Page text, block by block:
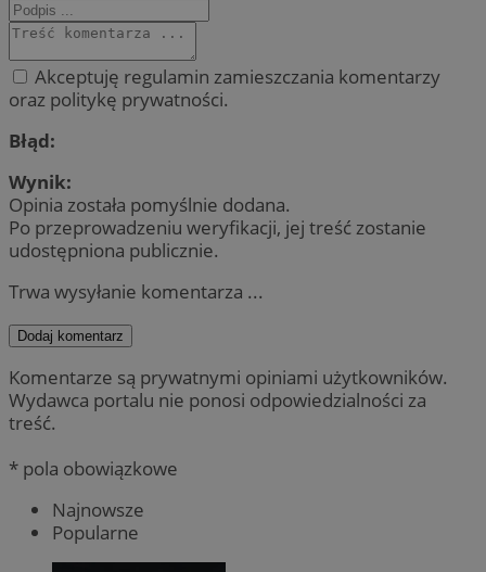
Akceptuję regulamin zamieszczania komentarzy
oraz politykę prywatności.
Błąd:
Wynik:
Opinia została pomyślnie dodana.
Po przeprowadzeniu weryfikacji, jej treść zostanie
udostępniona publicznie.
Trwa wysyłanie komentarza ...
Dodaj komentarz
Komentarze są prywatnymi opiniami użytkowników.
Wydawca portalu nie ponosi odpowiedzialności za
treść.
* pola obowiązkowe
Najnowsze
Popularne